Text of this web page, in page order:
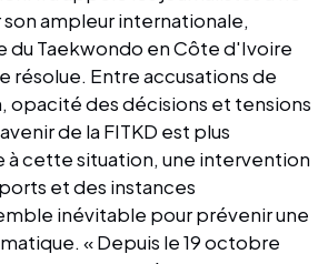
ampleur internationale,
du Taekwondo en Côte d'Ivoire
résolue. Entre accusations de
opacité des décisions et tensions
de la FITKD est plus
à cette situation, une intervention
et des instances
inévitable pour prévenir une
« Depuis le 19 octobre